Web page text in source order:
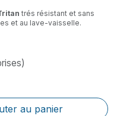
trés résistant et sans
et au lave-vaisselle.
au panier